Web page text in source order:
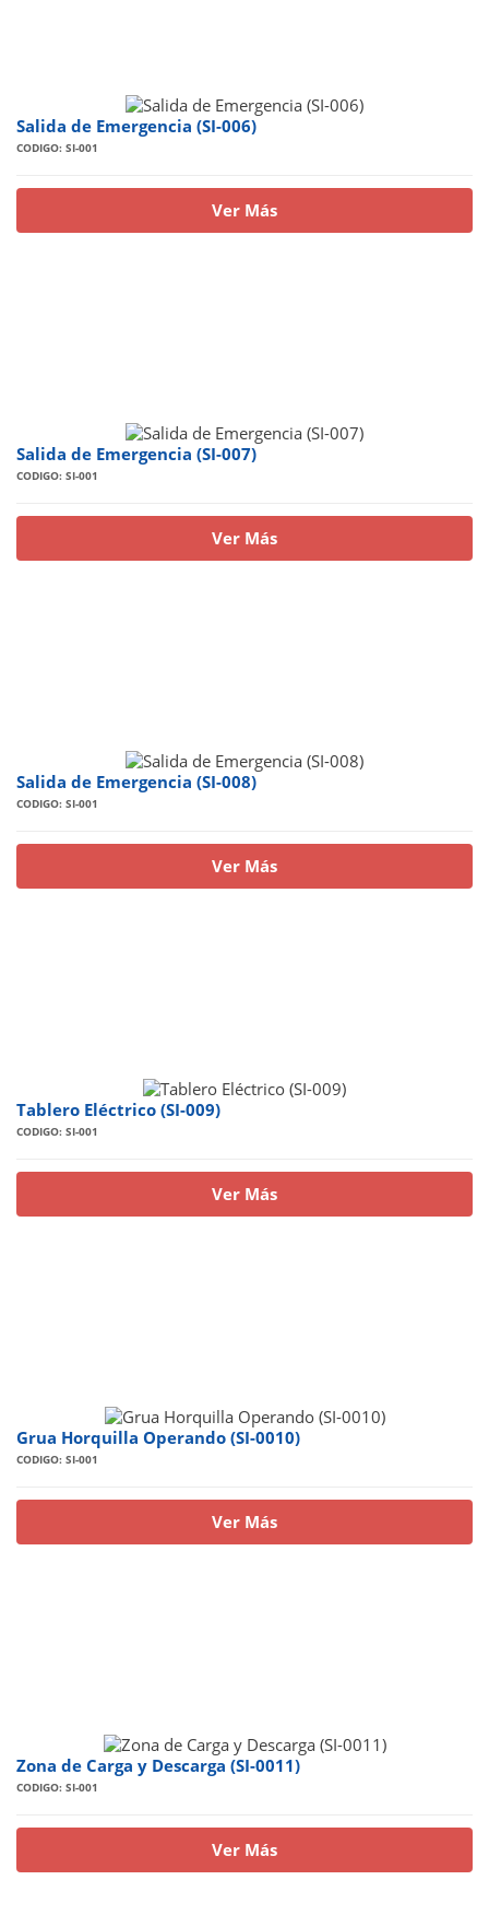
Salida de Emergencia (SI-006)
CODIGO: SI-001
Ver Más
Salida de Emergencia (SI-007)
CODIGO: SI-001
Ver Más
Salida de Emergencia (SI-008)
CODIGO: SI-001
Ver Más
Tablero Eléctrico (SI-009)
CODIGO: SI-001
Ver Más
Grua Horquilla Operando (SI-0010)
CODIGO: SI-001
Ver Más
Zona de Carga y Descarga (SI-0011)
CODIGO: SI-001
Ver Más